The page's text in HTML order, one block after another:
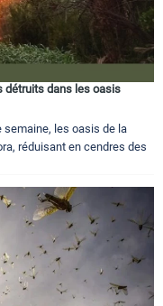
détruits dans les oasis
semaine, les oasis de la
réduisant en cendres des